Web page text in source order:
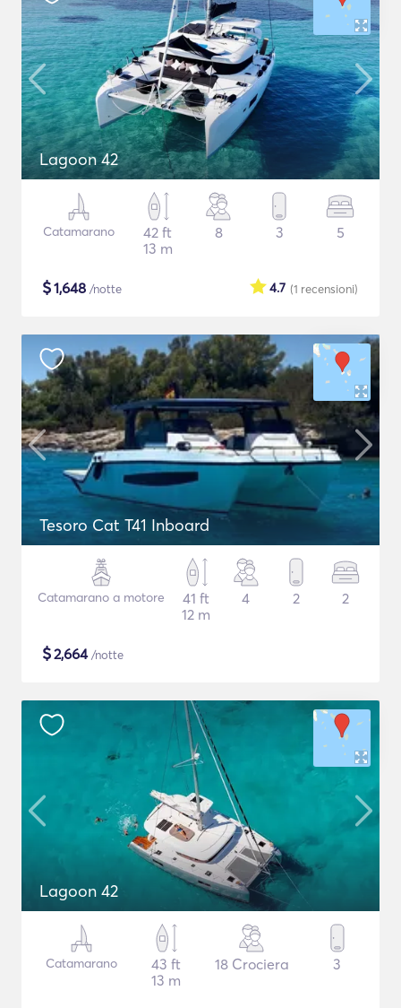
Lagoon 42
Catamarano
42 ft
13 m
8 3 5
$1,648 /notte (1 recensioni)
4.7
Tesoro Cat T41 Inboard
Catamarano a motore
41 ft
12 m
4 2 2
$2,664/notte
Lagoon 42
Catamarano
43 ft
13 m
18 Crociera 3